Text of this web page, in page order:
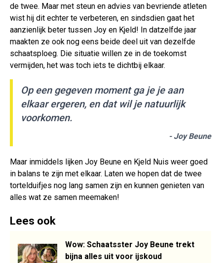
de twee. Maar met steun en advies van bevriende atleten
wist hij dit echter te verbeteren, en sindsdien gaat het
aanzienlijk beter tussen Joy en Kjeld! In datzelfde jaar
maakten ze ook nog eens beide deel uit van dezelfde
schaatsploeg. Die situatie willen ze in de toekomst
vermijden, het was toch iets te dichtbij elkaar.
Op een gegeven moment ga je je aan
elkaar ergeren, en dat wil je natuurlijk
voorkomen.
- Joy Beune
Maar inmiddels lijken Joy Beune en Kjeld Nuis weer goed
in balans te zijn met elkaar. Laten we hopen dat de twee
tortelduifjes nog lang samen zijn en kunnen genieten van
alles wat ze samen meemaken!
Lees ook
Wow: Schaatsster Joy Beune trekt
bijna alles uit voor ijskoud